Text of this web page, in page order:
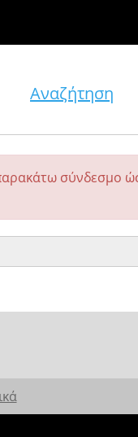
Αναζήτηση
σύνδεσμο